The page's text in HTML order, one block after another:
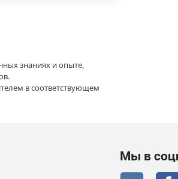
знаниях и опыте,
в соответствующем
Мы в